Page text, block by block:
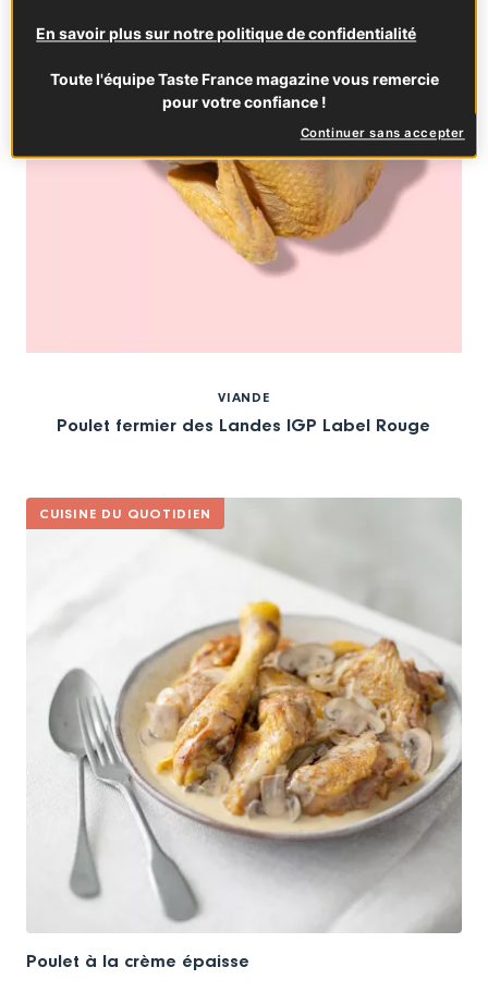
VIANDE
Poulet fermier des Landes IGP Label Rouge
CUISINE DU QUOTIDIEN
Poulet à la crème épaisse
En savoir plus sur notre politique de confidentialité
Toute l'équipe Taste France magazine vous remercie
pour votre confiance !
Continuer sans accepter